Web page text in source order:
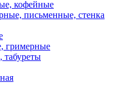
кофейные
письменные, стенка
гримерные
табуреты